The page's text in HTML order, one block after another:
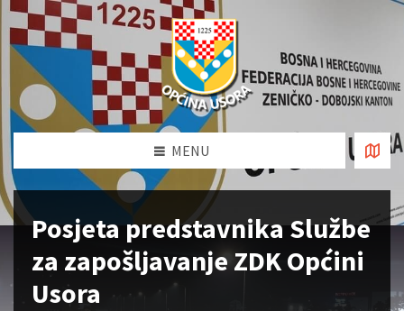
MENU
Posjeta predstavnika Službe
za zapošljavanje ZDK Općini
Usora